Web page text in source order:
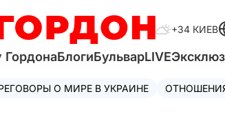
+34 КИЕВ
ГордонаБлогиБульварLIVE
О МИРЕ В УКРАИНЕ